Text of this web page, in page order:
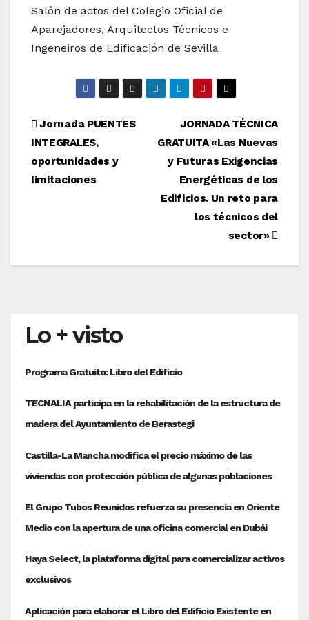
Salón de actos del Colegio Oficial de
Aparejadores, Arquitectos Técnicos e
Ingeneiros de Edificación de Sevilla
Navegación
de
entradas
JORNADA TÉCNICA
GRATUITA «Las Nuevas
y Futuras Exigencias
Energéticas de los
Edificios. Un reto para
los técnicos del
sector»
Jornada PUENTES
INTEGRALES,
oportunidades y
limitaciones
Lo + visto